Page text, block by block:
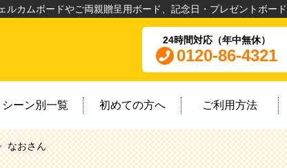
ルカムボードやご両親贈呈用ボード、記念日・プレゼントボー
24時間対応（年中無休）
0120-86-4321
シーン別一覧 初めての方へ ご利用方法
なおさん